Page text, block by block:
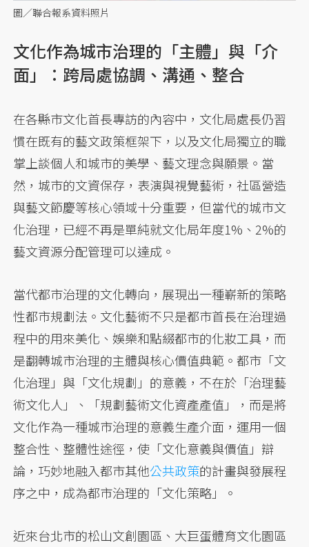
圖／聯合報系資料照片
文化作為城市治理的「主體」與「介
面」：跨局處協調、溝通、整合
在各縣市文化首長專訪的內容中，文化局處長仍習
慣在既有的藝文政策框架下，以及文化局獨立的職
掌上談個人和城市的美學、藝文理念與願景。當
然，城市的文資保存，表演與視覺藝術，社區營造
與藝文節慶等核心領域十分重要，但當代的城市文
化治理，已經不再是單純就文化局年度1%、2%的
藝文資源分配管理可以達成。
當代都市治理的文化轉向，展現出一種嶄新的策略
性都市規劃法。文化藝術不只是都市首長在治理過
程中的用來美化、娛樂和點綴都市的化妝工具，而
是翻轉城市治理的主體與核心價值典範。都市「文
化治理」與「文化規劃」的意義，不在於「治理藝
術文化人」、「規劃藝術文化資產產值」，而是將
文化作為一種城市治理的意義生產介面，運用一個
整合性、整體性途徑，使「文化意義與價值」辯
論，巧妙地融入都市其他公共政策的計畫與發展程
序之中，成為都市治理的「文化策略」。
近來台北市的松山文創園區、大巨蛋體育文化園區